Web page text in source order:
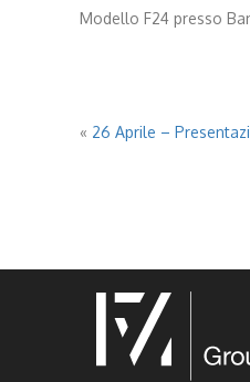
Modello F24 presso
« 26 Aprile –